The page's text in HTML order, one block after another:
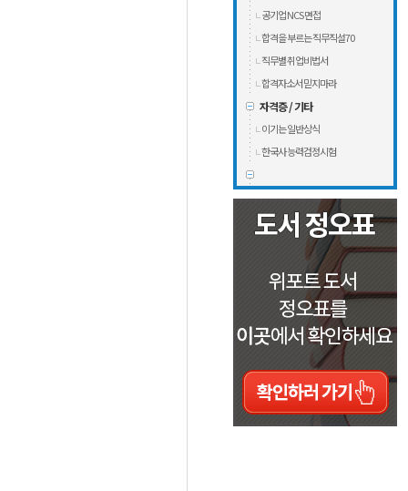
공기업 NCS 면접
합격을 부르는 직무직설70
직무별 취업비법서
합격자소서 믿지마라
자격증 / 기타
이기는 일반상식
한국사 능력검정시험